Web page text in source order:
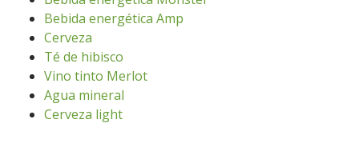
Bebida energética Amp
Cerveza
Té de hibisco
Vino tinto Merlot
Agua mineral
Cerveza light